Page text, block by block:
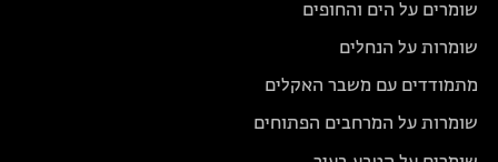
שומרים על הים והחופים
שומרות על הנחלים
מתמודדים עם משבר האקלים
שומרות על המרחבים הפתוחים